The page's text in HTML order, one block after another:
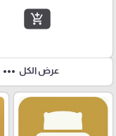
add_shopping_cart
عرض الكل more_horiz